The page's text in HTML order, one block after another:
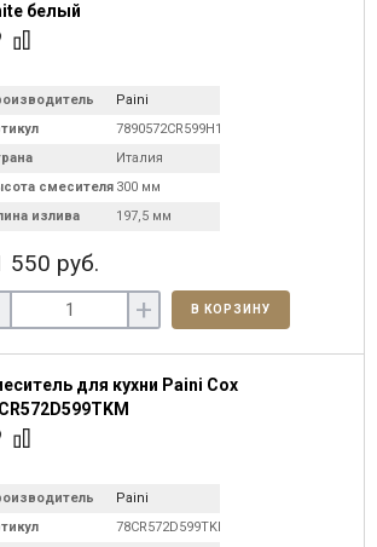
белый
Paini
7890572CR599H1KM
Италия
смесителя 300 мм
излива
197,5 мм
550 руб.
+ В КОРЗИНУ
для кухни Paini Cox
Paini
78CR572D599TKM